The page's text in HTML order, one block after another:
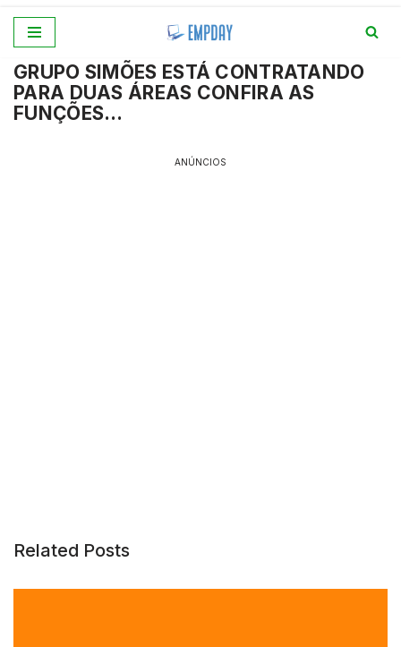
para
o
conteúdo
GRUPO SIMÕES ESTÁ CONTRATANDO
PARA DUAS ÁREAS CONFIRA AS
FUNÇÕES…
ANÚNCIOS
Related Posts